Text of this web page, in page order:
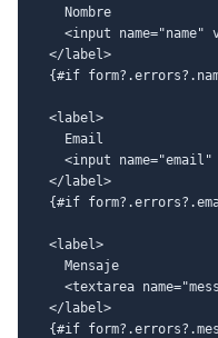
    Nombre
<input name="name"
  </label>
{#if
  <label>
    Email
<input
  </label>
{#if
  <label>
    Mensaje
<textarea
  </label>
{#if